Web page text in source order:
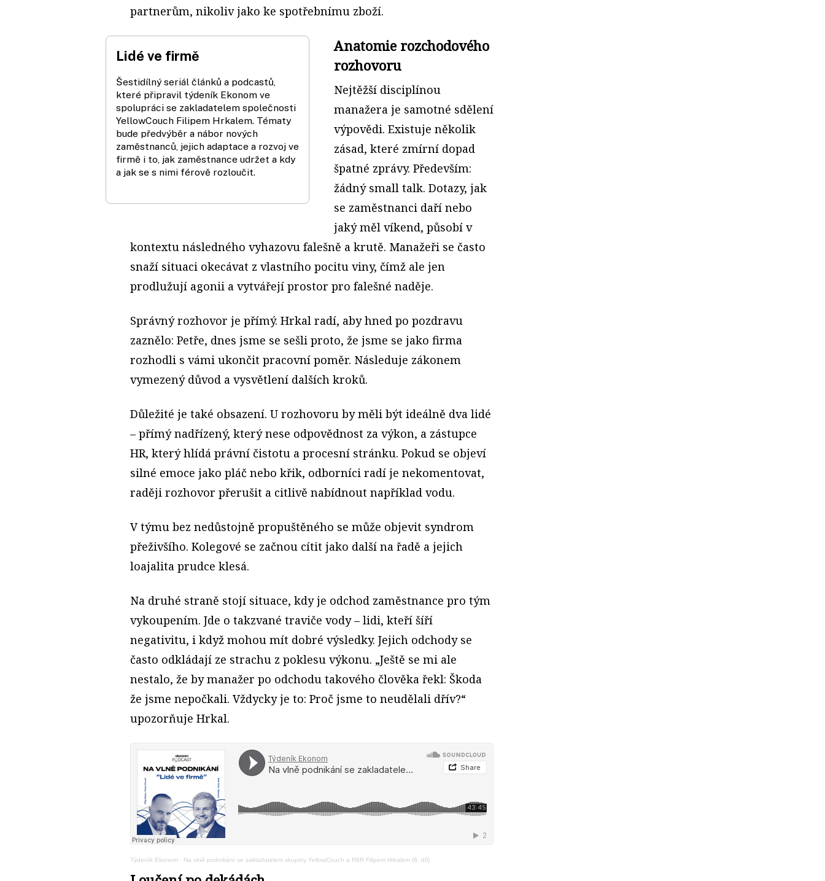
partnerům, nikoliv jako ke spotřebnímu zboží.
Lidé ve firmě
Šestidílný seriál článků a podcastů,
které připravil týdeník Ekonom ve
spolupráci se zakladatelem společnosti
YellowCouch Filipem Hrkalem. Tématy
bude předvýběr a nábor nových
zaměstnanců, jejich adaptace a rozvoj ve
firmě i to, jak zaměstnance udržet a kdy
a jak se s nimi férově rozloučit.
Anatomie rozchodového
rozhovoru
Nejtěžší disciplínou
manažera je samotné sdělení
výpovědi. Existuje několik
zásad, které zmírní dopad
špatné zprávy. Především:
žádný small talk. Dotazy, jak
se zaměstnanci daří nebo
jaký měl víkend, působí v
kontextu následného vyhazovu falešně a krutě. Manažeři se často
snaží situaci okecávat z vlastního pocitu viny, čímž ale jen
prodlužují agonii a vytvářejí prostor pro falešné naděje.
Správný rozhovor je přímý. Hrkal radí, aby hned po pozdravu
zaznělo: Petře, dnes jsme se sešli proto, že jsme se jako firma
rozhodli s vámi ukončit pracovní poměr. Následuje zákonem
vymezený důvod a vysvětlení dalších kroků.
Důležité je také obsazení. U rozhovoru by měli být ideálně dva lidé
– přímý nadřízený, který nese odpovědnost za výkon, a zástupce
HR, který hlídá právní čistotu a procesní stránku. Pokud se objeví
silné emoce jako pláč nebo křik, odborníci radí je nekomentovat,
raději rozhovor přerušit a citlivě nabídnout například vodu.
V týmu bez nedůstojně propuštěného se může objevit syndrom
přeživšího. Kolegové se začnou cítit jako další na řadě a jejich
loajalita prudce klesá.
Na druhé straně stojí situace, kdy je odchod zaměstnance pro tým
vykoupením. Jde o takzvané traviče vody – lidi, kteří šíří
negativitu, i když mohou mít dobré výsledky. Jejich odchody se
často odkládají ze strachu z poklesu výkonu. „Ještě se mi ale
nestalo, že by manažer po odchodu takového člověka řekl: Škoda
že jsme nepočkali. Vždycky je to: Proč jsme to neudělali dřív?“
upozorňuje Hrkal.
Týdeník Ekonom · Na vlně podnikání se zakladatelem skupiny YellowCouch a R8R Filipem Hrkalem (6. díl)